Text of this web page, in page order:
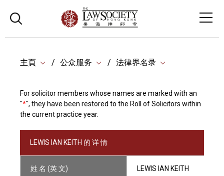
主頁 公众服务 法律界名录
For solicitor members whose names are marked with an
"*", they have been restored to the Roll of Solicitors within
the current practice year.
LEWIS IAN KEITH 的 详 情
姓 名 (英 文) LEWIS IAN KEITH